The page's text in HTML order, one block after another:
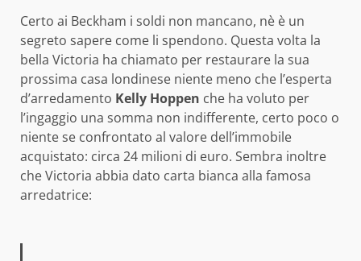
Certo ai Beckham i soldi non mancano, nè è un
segreto sapere come li spendono. Questa volta la
bella Victoria ha chiamato per restaurare la sua
prossima casa londinese niente meno che l’esperta
d’arredamento Kelly Hoppen che ha voluto per
l’ingaggio una somma non indifferente, certo poco o
niente se confrontato al valore dell’immobile
acquistato: circa 24 milioni di euro. Sembra inoltre
che Victoria abbia dato carta bianca alla famosa
arredatrice: